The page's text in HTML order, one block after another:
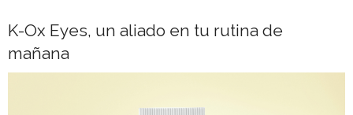
K-Ox Eyes, un aliado en tu rutina de
mañana